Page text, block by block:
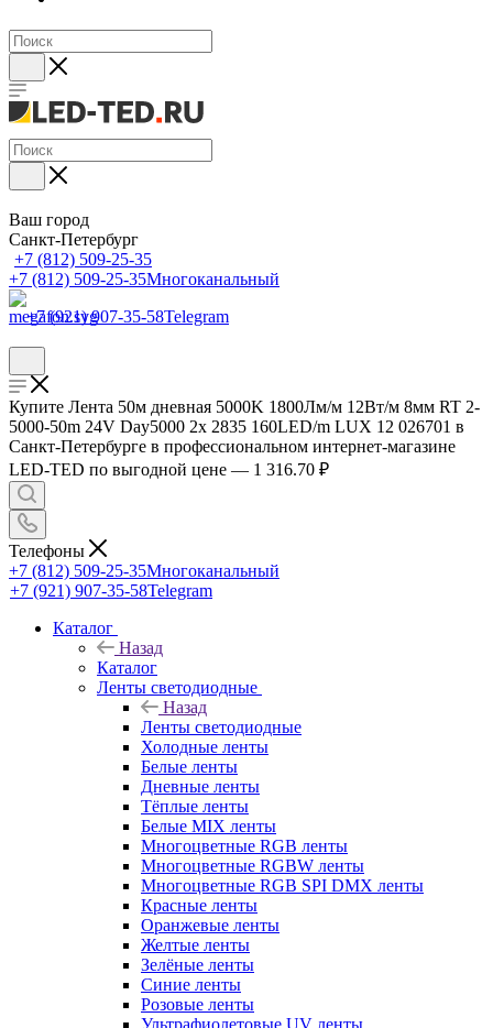
Ваш город
Санкт-Петербург
+7 (812) 509-25-35
+7 (812) 509-25-35Многоканальный
+7 (921) 907-35-58Telegram
Купите Лента 50м дневная 5000K 1800Лм/м 12Вт/м 8мм RT 2-
5000-50m 24V Day5000 2x 2835 160LED/m LUX 12 026701 в
Санкт-Петербурге в профессиональном интернет-магазине
LED-TED по выгодной цене — 1 316.70 ₽
Телефоны
+7 (812) 509-25-35Многоканальный
+7 (921) 907-35-58Telegram
Каталог
Назад
Каталог
Ленты светодиодные
Назад
Ленты светодиодные
Холодные ленты
Белые ленты
Дневные ленты
Тёплые ленты
Белые MIX ленты
Многоцветные RGB ленты
Многоцветные RGBW ленты
Многоцветные RGB SPI DMX ленты
Красные ленты
Оранжевые ленты
Желтые ленты
Зелёные ленты
Синие ленты
Розовые ленты
Ультрафиолетовые UV ленты